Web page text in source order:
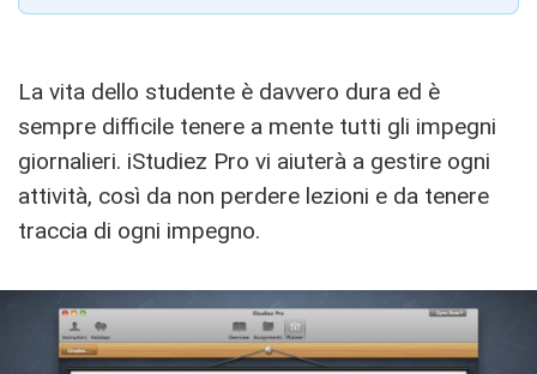
La vita dello studente è davvero dura ed è
sempre difficile tenere a mente tutti gli impegni
giornalieri. iStudiez Pro vi aiuterà a gestire ogni
attività, così da non perdere lezioni e da tenere
traccia di ogni impegno.